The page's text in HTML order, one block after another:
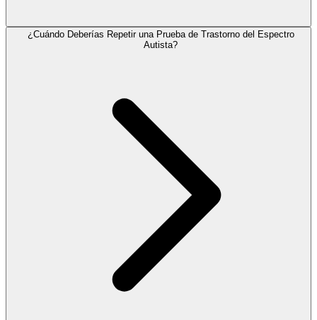
¿Cuándo Deberías Repetir una Prueba de Trastorno del Espectro
Autista?